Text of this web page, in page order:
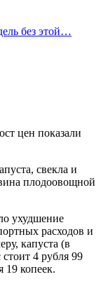
без этой…
цен показали
свекла и
плодоовощной
ухудшение
расходов и
капуста (в
4 рубля 99
19 копеек.